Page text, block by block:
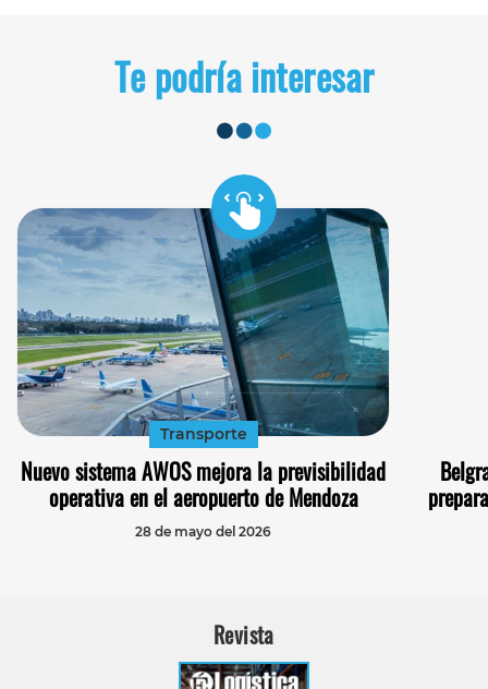
Te podría interesar
Transporte
Nuevo sistema AWOS mejora la previsibilidad
operativa en el aeropuerto de Mendoza
28 de mayo del 2026
Revista